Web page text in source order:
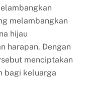
melambangkan
hijau
harapan. Dengan
menciptakan
bagi keluarga